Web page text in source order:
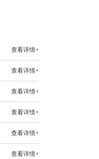
查看详情+
查看详情+
查看详情+
查看详情+
查看详情+
查看详情+